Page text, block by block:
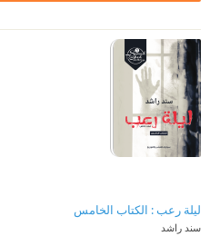
ليلة رعب : الكتاب الخامس
سند راشد